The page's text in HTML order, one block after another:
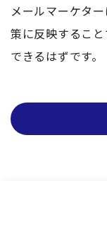
メールマーケタ
策に反映するこ
できるはずです。